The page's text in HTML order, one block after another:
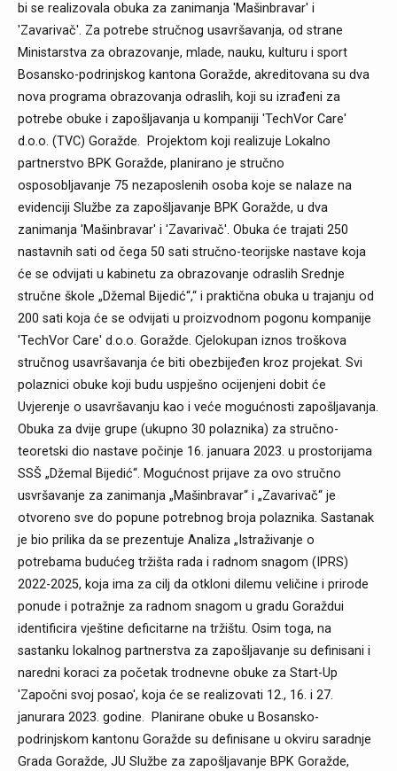
bi se realizovala obuka za zanimanja 'Mašinbravar' i
'Zavarivač'. Za potrebe stručnog usavršavanja, od strane
Ministarstva za obrazovanje, mlade, nauku, kulturu i sport
Bosansko-podrinjskog kantona Goražde, akreditovana su dva
nova programa obrazovanja odraslih, koji su izrađeni za
potrebe obuke i zapošljavanja u kompaniji 'TechVor Care'
d.o.o. (TVC) Goražde. Projektom koji realizuje Lokalno
partnerstvo BPK Goražde, planirano je stručno
osposobljavanje 75 nezaposlenih osoba koje se nalaze na
evidenciji Službe za zapošljavanje BPK Goražde, u dva
zanimanja 'Mašinbravar' i 'Zavarivač'. Obuka će trajati 250
nastavnih sati od čega 50 sati stručno-teorijske nastave koja
će se odvijati u kabinetu za obrazovanje odraslih Srednje
stručne škole „Džemal Bijedić“,“ i praktična obuka u trajanju od
200 sati koja će se odvijati u proizvodnom pogonu kompanije
'TechVor Care' d.o.o. Goražde. Cjelokupan iznos troškova
stručnog usavršavanja će biti obezbijeđen kroz projekat. Svi
polaznici obuke koji budu uspješno ocijenjeni dobit će
Uvjerenje o usavršavanju kao i veće mogućnosti zapošljavanja.
Obuka za dvije grupe (ukupno 30 polaznika) za stručno-
teoretski dio nastave počinje 16. januara 2023. u prostorijama
SSŠ „Džemal Bijedić“. Mogućnost prijave za ovo stručno
usvršavanje za zanimanja „Mašinbravar“ i „Zavarivač“ je
otvoreno sve do popune potrebnog broja polaznika. Sastanak
je bio prilika da se prezentuje Analiza „Istraživanje o
potrebama budućeg tržišta rada i radnom snagom (IPRS)
2022-2025, koja ima za cilj da otkloni dilemu veličine i prirode
ponude i potražnje za radnom snagom u gradu Goraždui
identificira vještine deficitarne na tržištu. Osim toga, na
sastanku lokalnog partnerstva za zapošljavanje su definisani i
naredni koraci za početak trodnevne obuke za Start-Up
'Započni svoj posao', koja će se realizovati 12., 16. i 27.
janurara 2023. godine. Planirane obuke u Bosansko-
podrinjskom kantonu Goražde su definisane u okviru saradnje
Grada Goražde, JU Službe za zapošljavanje BPK Goražde,